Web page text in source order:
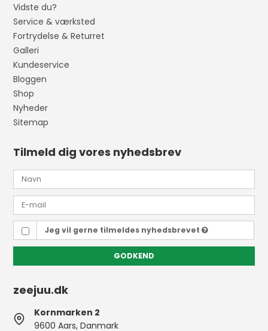
Vidste du?
Service & værksted
Fortrydelse & Returret
Galleri
Kundeservice
Bloggen
Shop
Nyheder
Sitemap
Tilmeld dig vores nyhedsbrev
Jeg vil gerne tilmeldes nyhedsbrevet
GODKEND
zeejuu.dk
Kornmarken 2
9600 Aars, Danmark